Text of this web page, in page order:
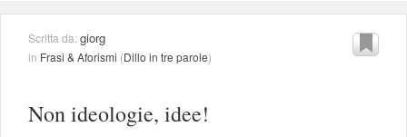
Scritta da:giorg
in Frasi & Aforismi (Dillo in tre parole)
Non ideologie, idee!